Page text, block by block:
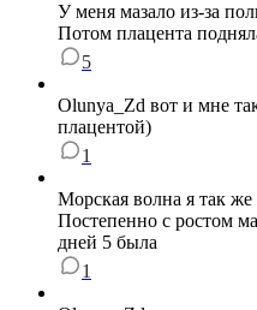
У меня мазало из-за
Потом плацента
5
Olunya_Zd вот и мне
плацентой)
1
Морская волна я так
Постепенно с ростом
дней 5 была
1